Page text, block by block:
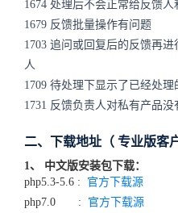
1674 处理后不会正常给反馈
1679 反馈批量操作有问题
1703 追问或回复后的反馈再
人
1709 待处理下显示了已经处理
1731 反馈负责人对私有产品没
二、下载地址（ 专业版客
1、 中文版安装包下载：
php5.3-5.6 :
官方下载源
php7.0 :
官方下载源